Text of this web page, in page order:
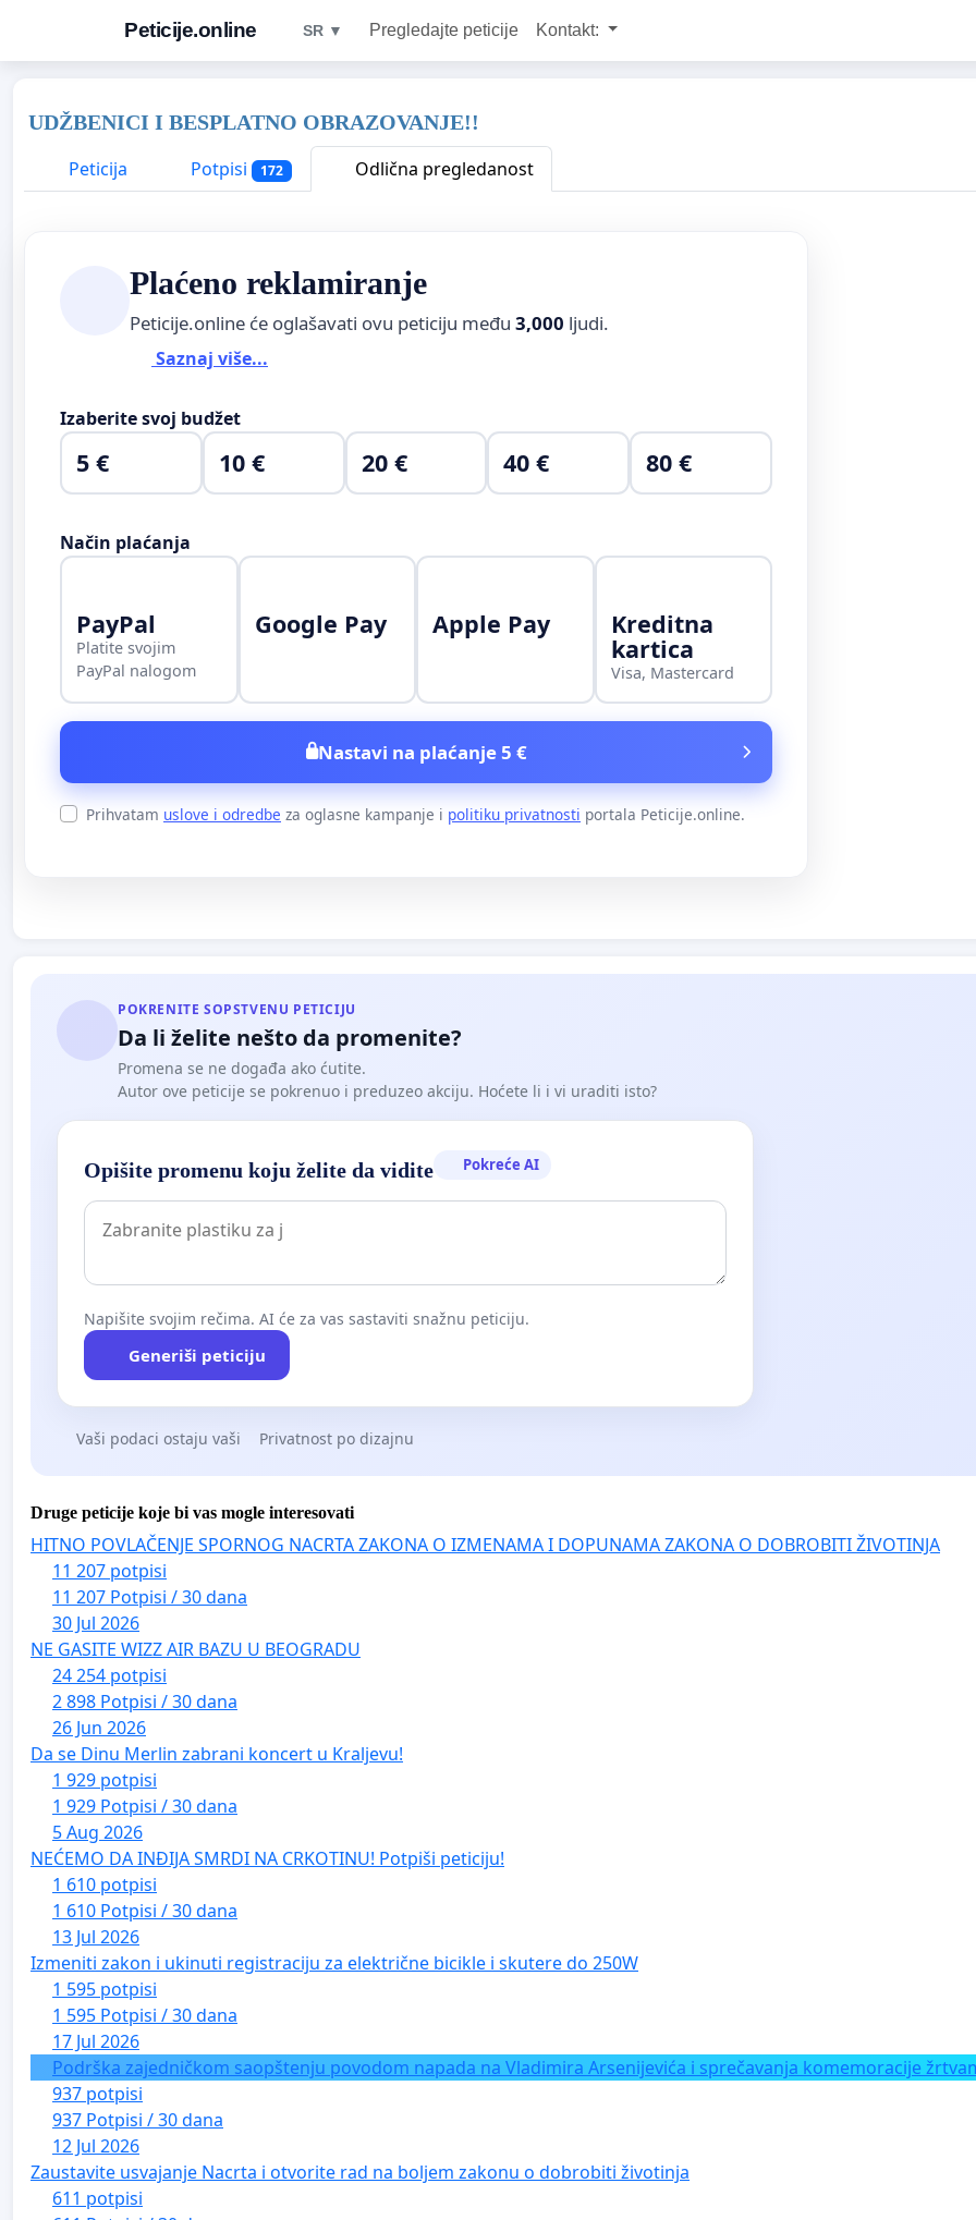
Peticije.online SR ▼ Pregledajte peticije Kontakt:
UDŽBENICI I BESPLATNO OBRAZOVANJE!!
Peticija
Potpisi 172 Odlična pregledanost
Plaćeno reklamiranje
Peticije.online će oglašavati ovu peticiju među 3,000 ljudi.
Saznaj više...
Izaberite svoj budžet
5 € 10 € 20 € 40 € 80 €
Način plaćanja
PayPal
Platite svojim
PayPal nalogom
Google Pay Apple Pay Kreditna
kartica
Visa, Mastercard
Nastavi na plaćanje 5 €
Prihvatam uslove i odredbe za oglasne kampanje i politiku privatnosti portala Peticije.online.
POKRENITE SOPSTVENU PETICIJU
Da li želite nešto da promenite?
Promena se ne događa ako ćutite.
Autor ove peticije se pokrenuo i preduzeo akciju. Hoćete li i vi uraditi isto?
Opišite promenu koju želite da vidite Pokreće AI
Napišite svojim rečima. AI će za vas sastaviti snažnu peticiju.
Generiši peticiju
Vaši podaci ostaju vaši Privatnost po dizajnu
Druge peticije koje bi vas mogle interesovati
HITNO POVLAČENJE SPORNOG NACRTA ZAKONA O IZMENAMA I DOPUNAMA ZAKONA O DOBROBITI ŽIVOTINJA
11 207 potpisi
11 207 Potpisi / 30 dana
30 Jul 2026
NE GASITE WIZZ AIR BAZU U BEOGRADU
24 254 potpisi
2 898 Potpisi / 30 dana
26 Jun 2026
Da se Dinu Merlin zabrani koncert u Kraljevu!
1 929 potpisi
1 929 Potpisi / 30 dana
5 Aug 2026
NEĆEMO DA INĐIJA SMRDI NA CRKOTINU! Potpiši peticiju!
1 610 potpisi
1 610 Potpisi / 30 dana
13 Jul 2026
Izmeniti zakon i ukinuti registraciju za električne bicikle i skutere do 250W
1 595 potpisi
1 595 Potpisi / 30 dana
17 Jul 2026
Podrška zajedničkom saopštenju povodom napada na Vladimira Arsenijevića i sprečavanja komemoracije
937 potpisi
937 Potpisi / 30 dana
12 Jul 2026
Zaustavite usvajanje Nacrta i otvorite rad na boljem zakonu o dobrobiti životinja
611 potpisi